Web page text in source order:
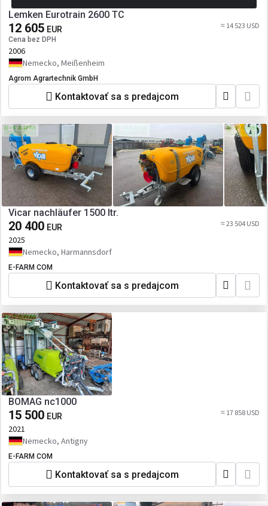
Lemken Eurotrain 2600 TC
12 605 EUR
Cena bez DPH
≈ 14 523 USD
2006
Nemecko, Meißenheim
Agrom Agrartechnik GmbH
Kontaktovať sa s predajcom
Vicar nachläufer 1500 ltr.
20 400 EUR ≈ 23 504 USD
2025
Nemecko, Harmannsdorf
E-FARM COM
Kontaktovať sa s predajcom
BOMAG nc1000
15 500 EUR ≈ 17 858 USD
2021
Nemecko, Antigny
E-FARM COM
Kontaktovať sa s predajcom